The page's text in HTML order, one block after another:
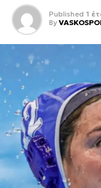
Published 1
By